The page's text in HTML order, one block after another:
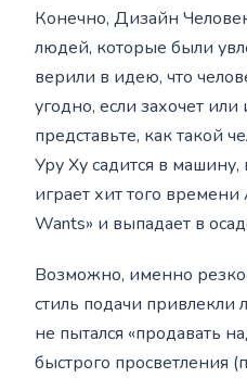
Конечно, Дизайн
людей, которые были
верили в идею, что
угодно, если захочет или
представьте, как такой
Уру Ху садится в
играет хит того
Wants» и выпадает в
Возможно, именно
стиль подачи
не пытался «продавать
быстрого просветления